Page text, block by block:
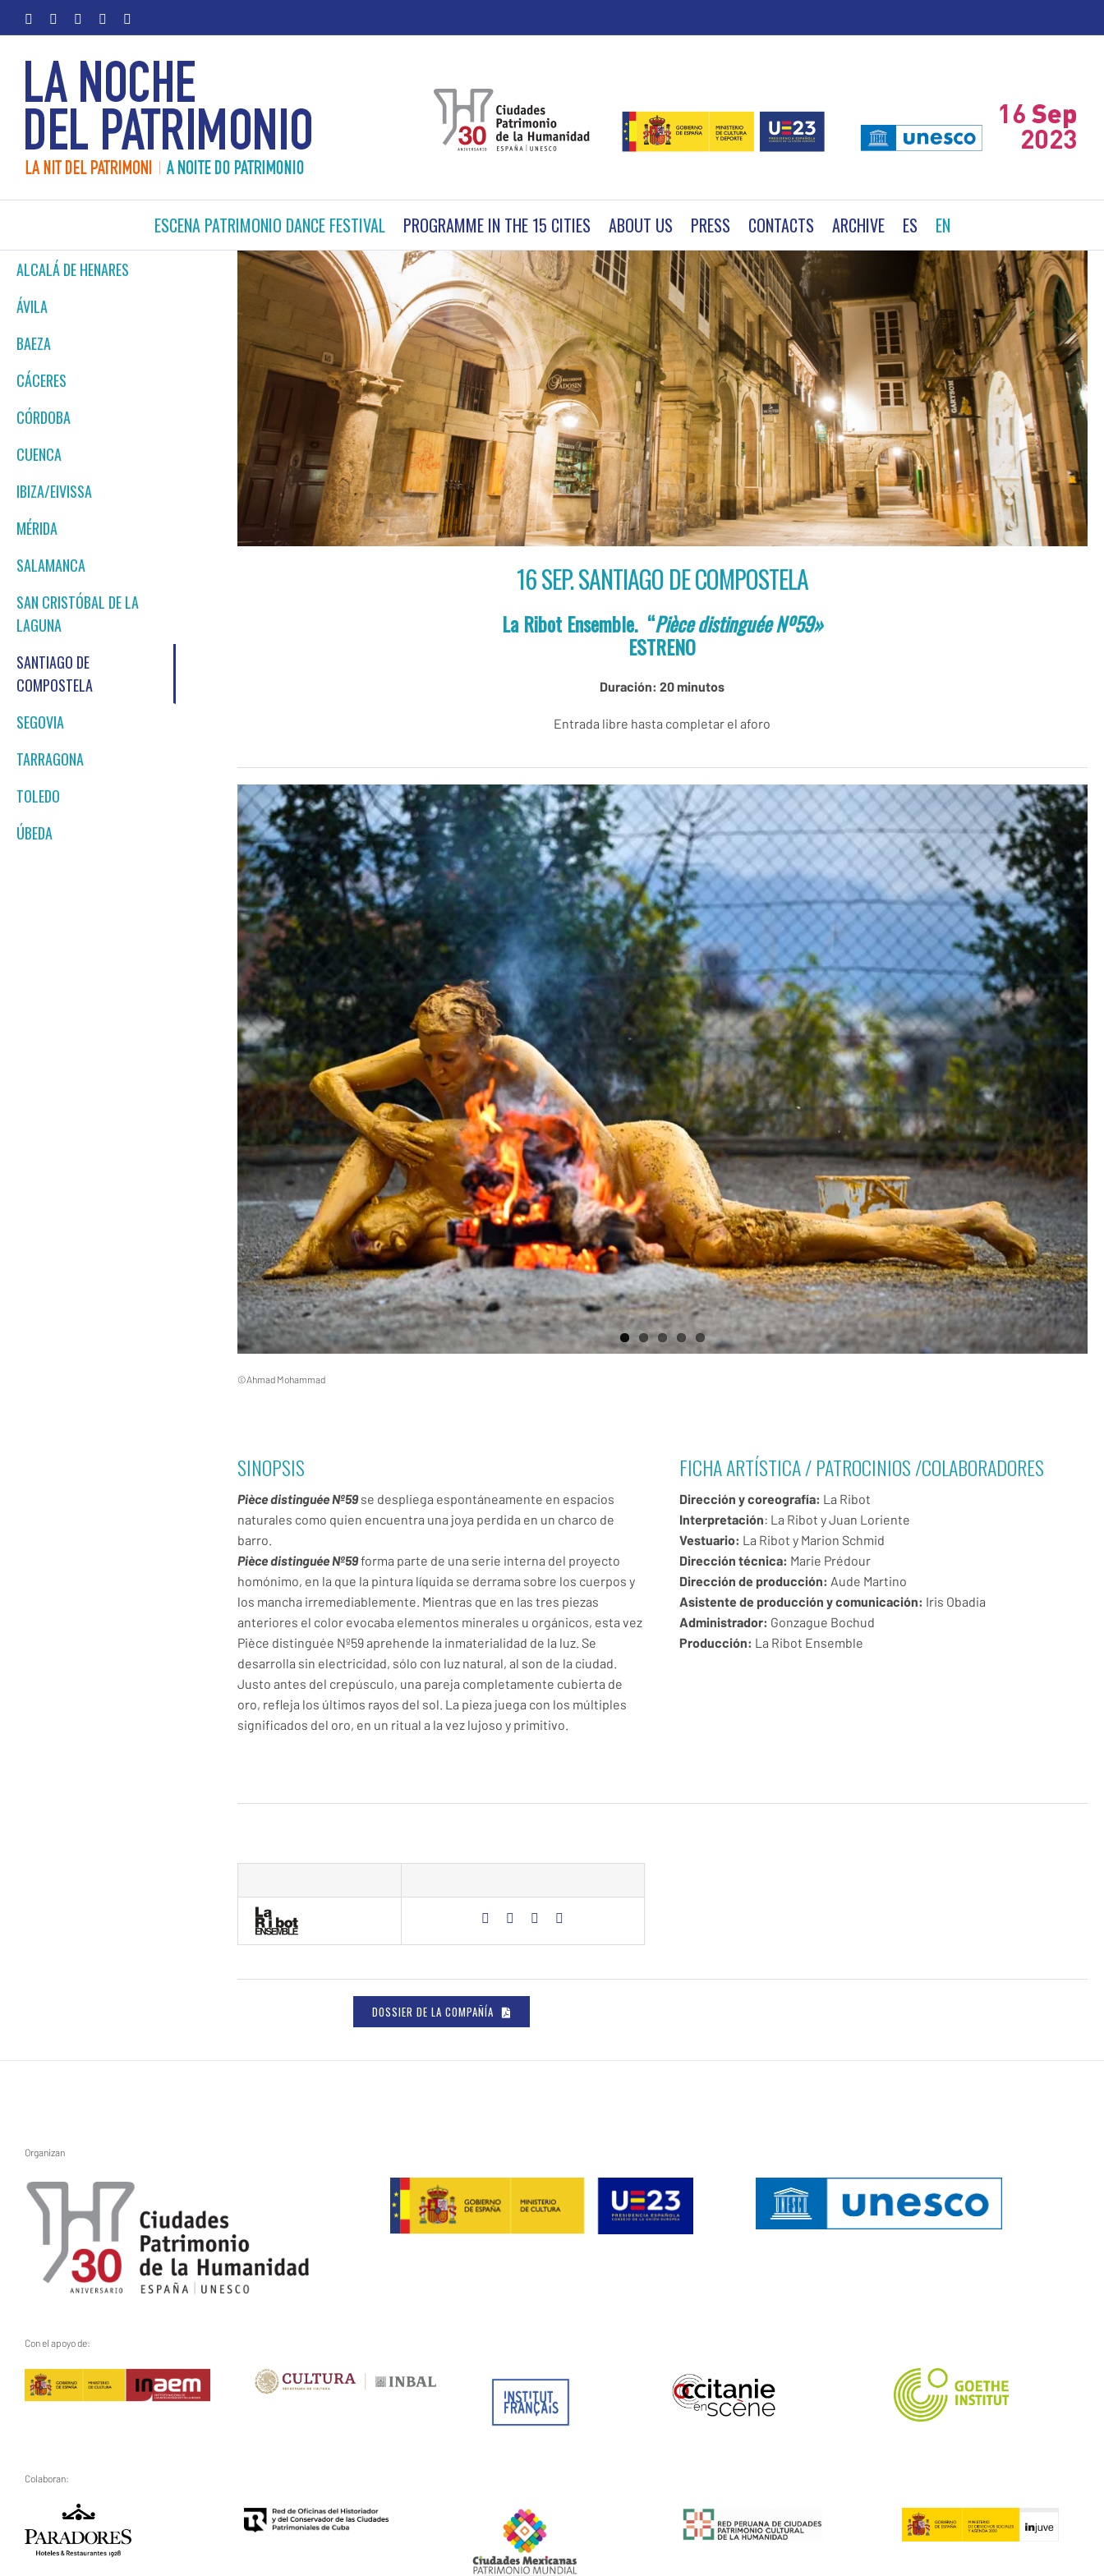
facebook
twitter youtubeinstagram
ESCENA PATRIMONIO DANCE FESTIVAL PROGRAMME IN THE 15 CITIES ABOUT US PRESS CONTACTS ARCHIVE ES EN
ALCALÁ DE HENARES
ÁVILA
BAEZA
CÁCERES
CÓRDOBA
CUENCA
IBIZA/EIVISSA
MÉRIDA
SALAMANCA
SAN CRISTÓBAL DE LA
LAGUNA
SANTIAGO DE
COMPOSTELA
SEGOVIA
TARRAGONA
TOLEDO
ÚBEDA
16 SEP. SANTIAGO DE COMPOSTELA
La Ribot Ensemble. “Pièce distinguée Nº59»
ESTRENO
Duración: 20 minutos
Entrada libre hasta completar el aforo
©Ahmad Mohammad
SINOPSIS
Pièce distinguée Nº59 se despliega espontáneamente en espacios
naturales como quien encuentra una joya perdida en un charco de
barro.
Pièce distinguée Nº59forma parte de una serie interna del proyecto
homónimo, en la que la pintura líquida se derrama sobre los cuerpos y
los mancha irremediablemente. Mientras que en las tres piezas
anteriores el color evocaba elementos minerales u orgánicos, esta vez
Pièce distinguée Nº59 aprehende la inmaterialidad de la luz. Se
desarrolla sin electricidad, sólo con luz natural, al son de la ciudad.
Justo antes del crepúsculo, una pareja completamente cubierta de
oro, refleja los últimos rayos del sol. La pieza juega con los múltiples
significados del oro, en un ritual a la vez lujoso y primitivo.
FICHA ARTÍSTICA / PATROCINIOS /COLABORADORES
Dirección y coreografía: La Ribot
Interpretación: La Ribot y Juan Loriente
Vestuario: La Ribot y Marion Schmid
Dirección técnica: Marie Prédour
Dirección de producción: Aude Martino
Asistente de producción y comunicación: Iris Obadia
Administrador: Gonzague Bochud
Producción: La Ribot Ensemble
DOSSIER DE LA COMPAÑÍA
Organizan
Con el apoyo de:
Colaboran: